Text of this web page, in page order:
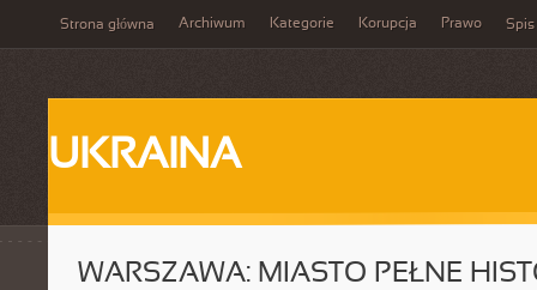
Strona główna Archiwum Kategorie Korupcja Prawo Spis
UKRAINA
WARSZAWA: MIASTO PEŁNE